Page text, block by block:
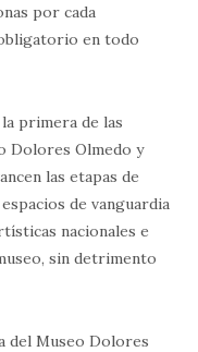
por cada
en todo
primera de las
Dolores Olmedo y
las etapas de
de vanguardia
nacionales e
sin detrimento
del Museo Dolores